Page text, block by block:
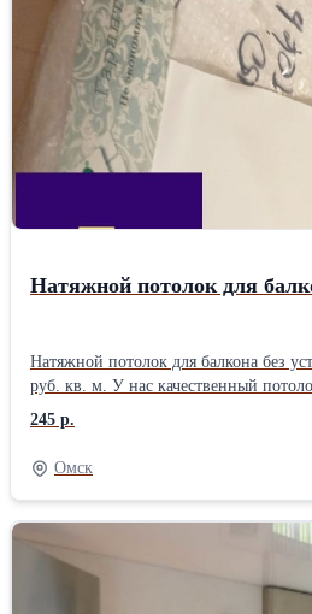
Монтаж вашими руками. Заказать
офис, на ваш выбор. Самовывоз,
Натяжной потолок для
Натяжной потолок для балкона без
руб. кв. м. У нас качественный
матовая линейка потолка, отличается
свойствам, по гарпуну.
размерам и тянется без пушки. В
3.4 м, при растяжении (без пушки).
Подходит для помещений где
цена имеется (от 3300 рублей) -
в наличии разного вида и AL. - Комплект потолка заказать
удаленно (чеки высылаем) или
245 р.
Омск